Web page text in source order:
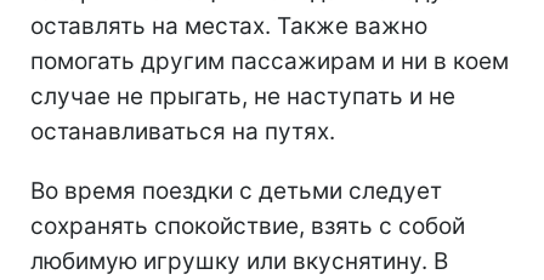
оставлять на местах. Также важно
помогать другим пассажирам и ни в коем
случае не прыгать, не наступать и не
останавливаться на путях.
Во время поездки с детьми следует
сохранять спокойствие, взять с собой
любимую игрушку или вкуснятину. В